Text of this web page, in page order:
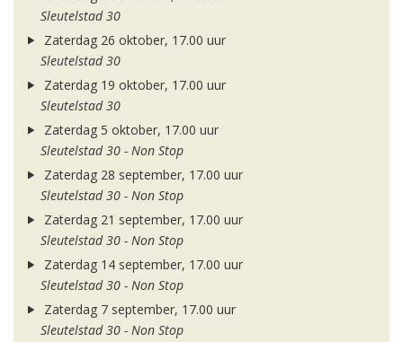
Sleutelstad 30
Zaterdag 26 oktober, 17.00 uur
Sleutelstad 30
Zaterdag 19 oktober, 17.00 uur
Sleutelstad 30
Zaterdag 5 oktober, 17.00 uur
Sleutelstad 30 - Non Stop
Zaterdag 28 september, 17.00 uur
Sleutelstad 30 - Non Stop
Zaterdag 21 september, 17.00 uur
Sleutelstad 30 - Non Stop
Zaterdag 14 september, 17.00 uur
Sleutelstad 30 - Non Stop
Zaterdag 7 september, 17.00 uur
Sleutelstad 30 - Non Stop